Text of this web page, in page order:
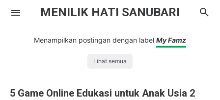
MENILIK HATI SANUBARI
Parenting
Menampilkan postingan dengan label My Famz
Lihat semua
5 Game Online Edukasi untuk Anak Usia 2